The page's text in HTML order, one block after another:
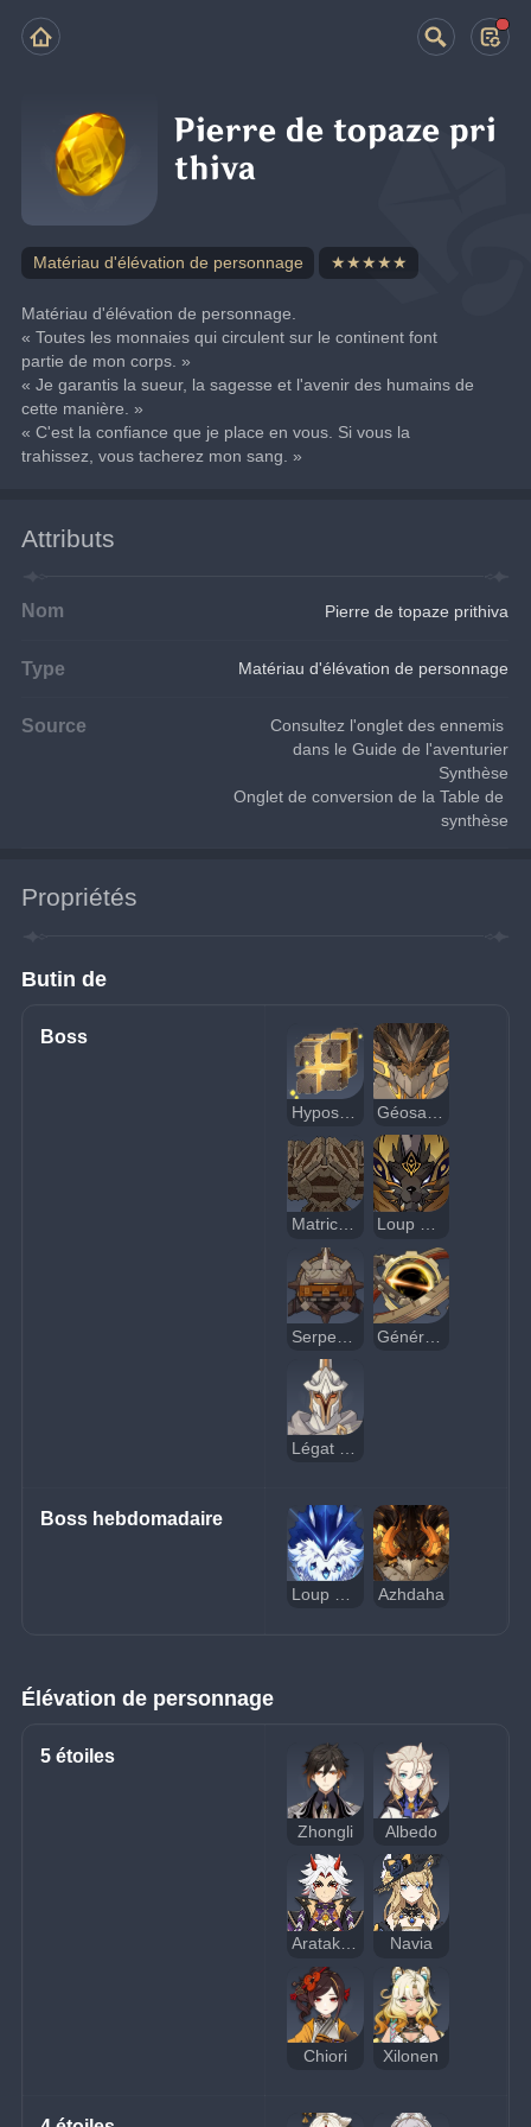
Pierre de topaze pri
thiva
Matériau d'élévation de personnage ★★★★★
Matériau d'élévation de personnage.
« Toutes les monnaies qui circulent sur le continent font
partie de mon corps. »
« Je garantis la sueur, la sagesse et l'avenir des humains de
cette manière. »
« C'est la confiance que je place en vous. Si vous la
trahissez, vous tacherez mon sang. »
Attributs
Nom Pierre de topaze prithiva
Type Matériau d'élévation de personnage
Source
Consultez l'onglet des ennemis
dans le Guide de l'aventurier
Synthèse
Onglet de conversion de la Table de
synthèse
Propriétés
Butin de
Boss
Hypostase Géo
Matrice mécanique perpétuelle Loup alpha doré
Boss hebdomadaire
Azhdaha
Élévation de personnage
5 étoiles
Zhongli Albedo
Arataki Itto Navia
Chiori Xilonen